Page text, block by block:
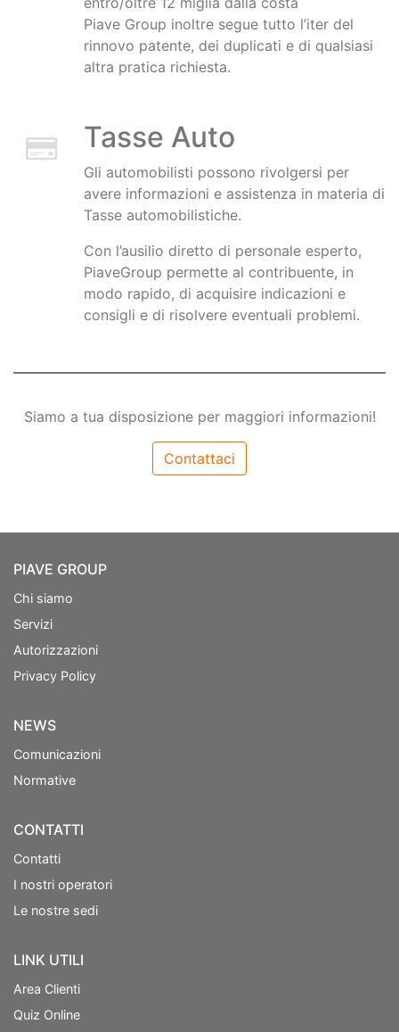
Piave Group inoltre segue tutto l’iter del
rinnovo patente, dei duplicati e di qualsiasi
altra pratica richiesta.
Tasse Auto
Gli automobilisti possono rivolgersi per
avere informazioni e assistenza in materia di
Tasse automobilistiche.
Con l’ausilio diretto di personale esperto,
PiaveGroup permette al contribuente, in
modo rapido, di acquisire indicazioni e
consigli e di risolvere eventuali problemi.
Siamo a tua disposizione per maggiori informazioni!
Contattaci
PIAVE GROUP
Chi siamo
Servizi
Autorizzazioni
Privacy Policy
NEWS
Comunicazioni
Normative
CONTATTI
Contatti
I nostri operatori
Le nostre sedi
LINK UTILI
Area Clienti
Quiz Online